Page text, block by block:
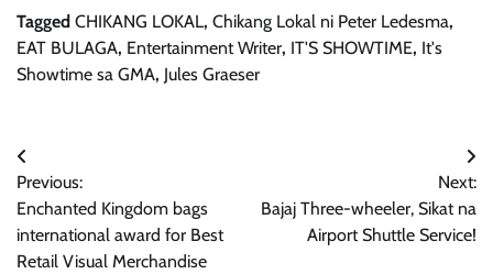
Tagged CHIKANG LOKAL, Chikang Lokal ni Peter Ledesma,
EAT BULAGA, Entertainment Writer, IT'S SHOWTIME, It's
Showtime sa GMA, Jules Graeser
Post
navigation
Previous:
Enchanted Kingdom bags
international award for Best
Retail Visual Merchandise
Next:
Bajaj Three-wheeler, Sikat na
Airport Shuttle Service!